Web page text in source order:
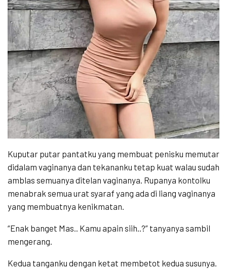
Kuputar putar pantatku yang membuat penisku memutar
didalam vaginanya dan tekananku tetap kuat walau sudah
amblas semuanya ditelan vaginanya. Rupanya kontolku
menabrak semua urat syaraf yang ada di liang vaginanya
yang membuatnya kenikmatan.
“Enak banget Mas.. Kamu apain siih..?” tanyanya sambil
mengerang.
Kedua tanganku dengan ketat membetot kedua susunya.